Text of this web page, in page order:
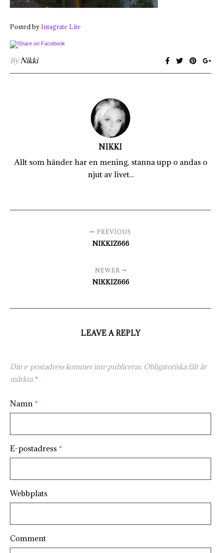
Posted by Intagrate Lite
ByNikki
NIKKI
Allt som händer har en mening, stanna upp o andas o
njut av livet...
PREVIOUS
NIKKIZ666
NEWER
NIKKIZ666
LEAVE A REPLY
Din e-postadress kommer inte publiceras. Obligatoriska fält är
märkta *
Namn *
E-postadress *
Webbplats
Comment